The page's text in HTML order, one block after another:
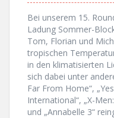
Bei unserem 15.
Ladung Sommer-
Tom, Florian und
tropischen
in den klimatisierten
sich dabei unter
Far From Home“,
International“, „X-
und „Annabelle 3“